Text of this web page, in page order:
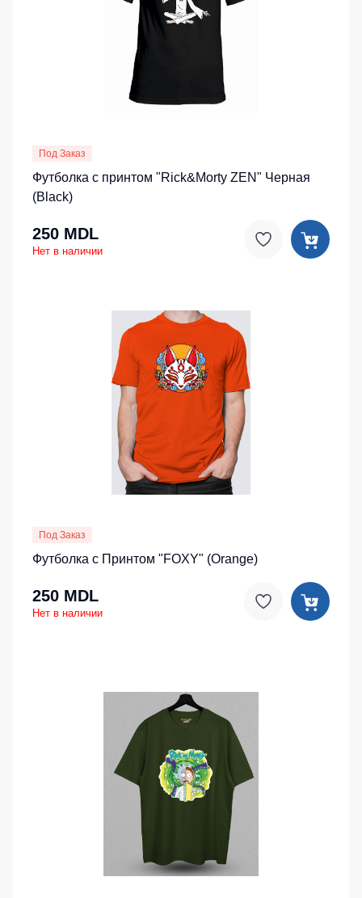
Под Заказ
Футболка с принтом "Rick&Morty ZEN" Черная
(Black)
250 MDL
Нет в наличии
Под Заказ
Футболка с Принтом "FOXY" (Orange)
250 MDL
Нет в наличии